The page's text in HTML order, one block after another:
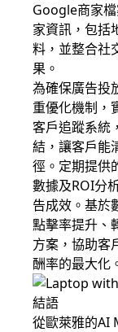
Google商家
家資訊，包括
料，並整合社
果。
為確保廣告投
重優化機制，
客戶追蹤系統
結，讓客戶能
徑。定期提供
數據及ROI分
告成效。基於
點擊率提升、
方案，協助客
酬率的最大化
結語
從歐萊雅的